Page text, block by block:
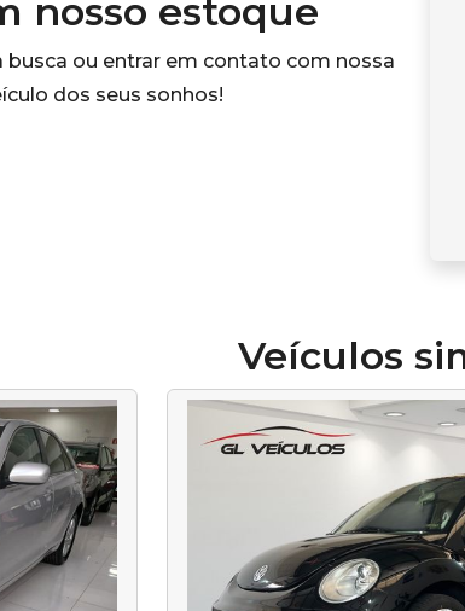
nosso estoque
busca ou entrar em contato com nossa
dos seus sonhos!
Veículos